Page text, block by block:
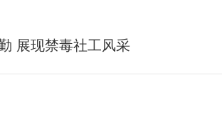
展现禁毒社工风采